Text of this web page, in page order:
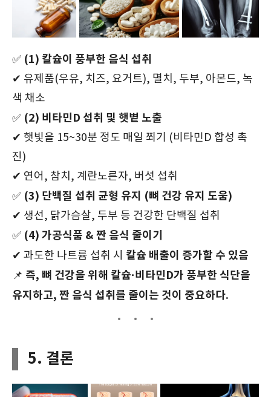
✅ (1) 칼슘이 풍부한 음식 섭취
✔ 유제품(우유, 치즈, 요거트), 멸치, 두부, 아몬드, 녹
색 채소
✅ (2) 비타민D 섭취 및 햇볕 노출
✔ 햇빛을 15~30분 정도 매일 쬐기 (비타민D 합성 촉
진)
✔ 연어, 참치, 계란노른자, 버섯 섭취
✅ (3) 단백질 섭취 균형 유지 (뼈 건강 유지 도움)
✔ 생선, 닭가슴살, 두부 등 건강한 단백질 섭취
✅ (4) 가공식품 & 짠 음식 줄이기
✔ 과도한 나트륨 섭취 시 칼슘 배출이 증가할 수 있음
📌 즉, 뼈 건강을 위해 칼슘·비타민D가 풍부한 식단을
유지하고, 짠 음식 섭취를 줄이는 것이 중요하다.
5. 결론